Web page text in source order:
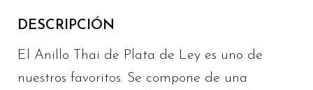
DESCRIPCIÓN
El Anillo Thai de Plata de Ley es uno de
nuestros favoritos. Se compone de una